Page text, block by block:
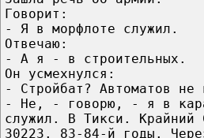
Говорит:
- Я в морфлоте служил.
Отвечаю:
- А я - в строительных.
Он усмехнулся:
- Стройбат? Автоматов не
- Не, - говорю, - я в
служил. В Тикси.
30223. 83-84-й годы.